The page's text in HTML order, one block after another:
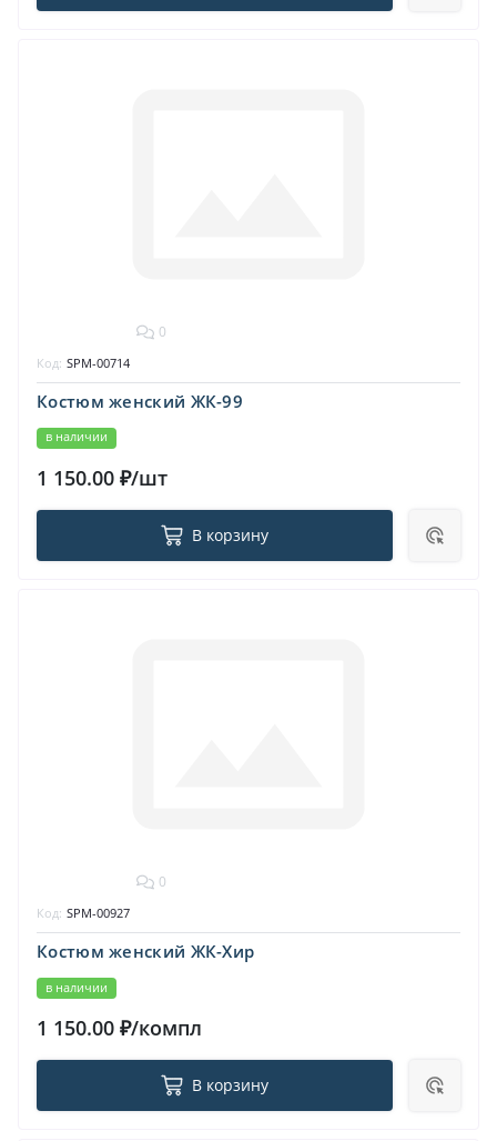
0
Костюм женский ЖК-99
в наличии
Код: SPM-00714
1 150.00 ₽/шт
В корзину
0
Костюм женский ЖК-Хир
в наличии
Код: SPM-00927
1 150.00 ₽/компл
В корзину